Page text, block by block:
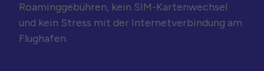
Roaminggebühren, kein SIM-Kartenwechsel
und kein Stress mit der Internetverbindung am
Flughafen.